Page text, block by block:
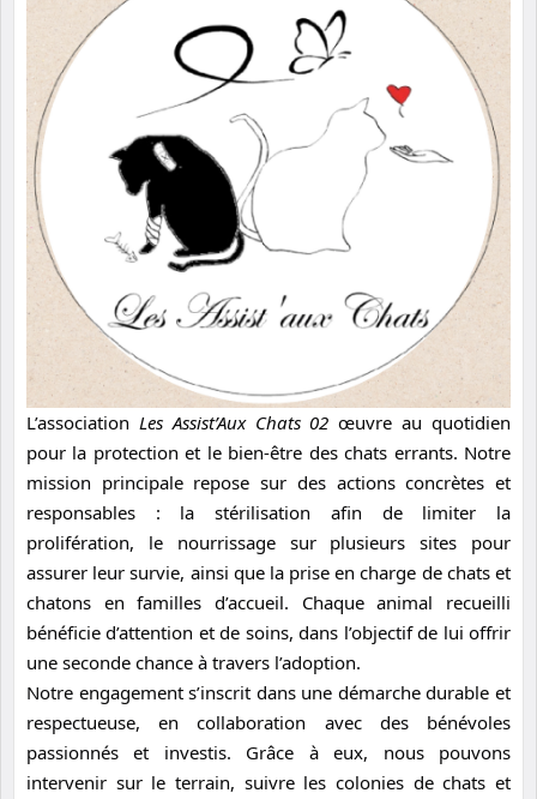
L’association Les Assist’Aux Chats 02 œuvre au quotidien
pour la protection et le bien-être des chats errants. Notre
mission principale repose sur des actions concrètes et
responsables : la stérilisation afin de limiter la
prolifération, le nourrissage sur plusieurs sites pour
assurer leur survie, ainsi que la prise en charge de chats et
chatons en familles d’accueil. Chaque animal recueilli
bénéficie d’attention et de soins, dans l’objectif de lui offrir
une seconde chance à travers l’adoption.
Notre engagement s’inscrit dans une démarche durable et
respectueuse, en collaboration avec des bénévoles
passionnés et investis. Grâce à eux, nous pouvons
intervenir sur le terrain, suivre les colonies de chats et